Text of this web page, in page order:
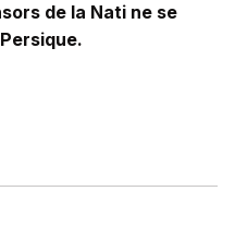
de la Nati ne se